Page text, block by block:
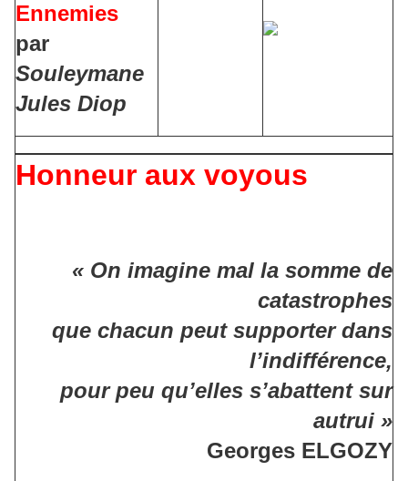
Ennemies
par
Souleymane
Jules Diop
Honneur aux voyous
« On imagine mal la somme de
catastrophes
que chacun peut supporter dans
l’indifférence,
pour peu qu’elles s’abattent sur
autrui »
Georges ELGOZY